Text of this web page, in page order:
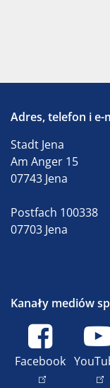
Adres, telefon i e-
Stadt Jena
Am Anger 15
07743 Jena
Postfach 100338
07703 Jena
Kanały mediów
Facebook